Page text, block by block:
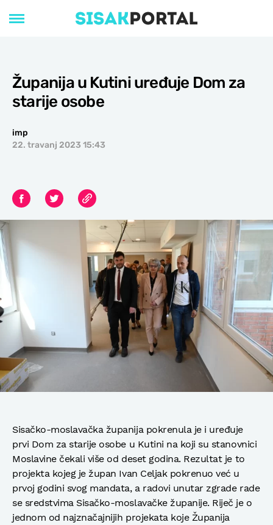
Županija u Kutini uređuje Dom za
starije osobe
imp
22. travanj 2023 15:43
Sisačko-moslavačka županija pokrenula je i uređuje
prvi Dom za starije osobe u Kutini na koji su stanovnici
Moslavine čekali više od deset godina. Rezultat je to
projekta kojeg je župan Ivan Celjak pokrenuo već u
prvoj godini svog mandata, a radovi unutar zgrade rade
se sredstvima Sisačko-moslavačke županije. Riječ je o
jednom od najznačajnijih projekata koje Županija